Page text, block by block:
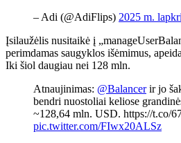
– Adi (@AdiFlips) 2025 m.
Įsilaužėlis nusitaikė į
perimdamas saugyklos išėmimus,
Iki šiol daugiau nei 128 mln.
Atnaujinimas: @Balancerir jo
bendri nuostoliai keliose
~128,64 mln. USD. https://t.co/
pic.twitter.com/FIwx20ALSz